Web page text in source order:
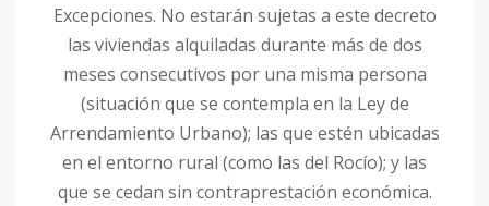
Excepciones. No estarán sujetas a este decreto
las viviendas alquiladas durante más de dos
meses consecutivos por una misma persona
(situación que se contempla en la Ley de
Arrendamiento Urbano); las que estén ubicadas
en el entorno rural (como las del Rocío); y las
que se cedan sin contraprestación económica.